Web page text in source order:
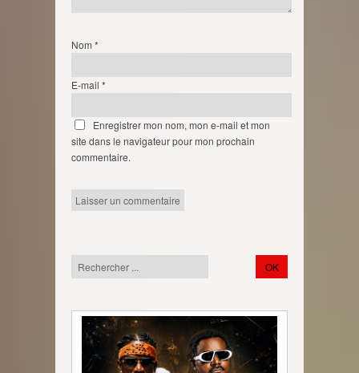
Nom *
E-mail *
Enregistrer mon nom, mon e-mail et mon
site dans le navigateur pour mon prochain
commentaire.